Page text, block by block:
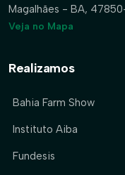
Magalhães - BA,
Veja no Mapa
Realizamos
Bahia Farm Show
Instituto Aiba
Fundesis